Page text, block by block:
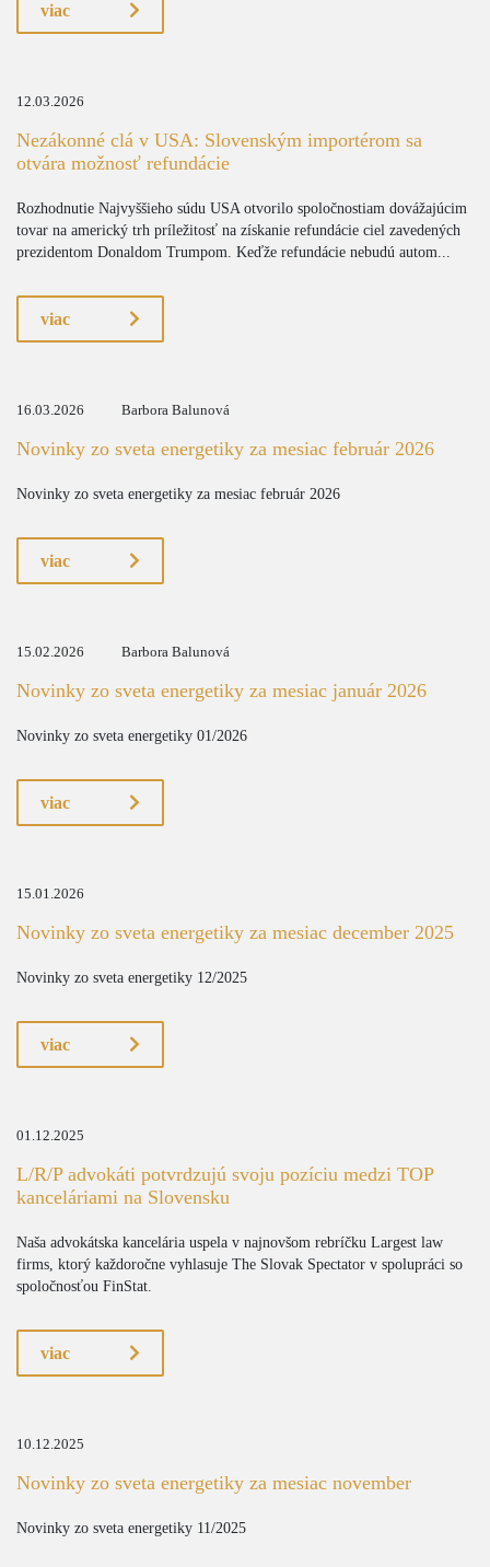
viac
12.03.2026
Nezákonné clá v USA: Slovenským importérom sa
otvára možnosť refundácie
Rozhodnutie Najvyššieho súdu USA otvorilo spoločnostiam dovážajúcim
tovar na americký trh príležitosť na získanie refundácie ciel zavedených
prezidentom Donaldom Trumpom. Keďže refundácie nebudú autom...
viac
16.03.2026 Barbora Balunová
Novinky zo sveta energetiky za mesiac február 2026
Novinky zo sveta energetiky za mesiac február 2026
viac
15.02.2026 Barbora Balunová
Novinky zo sveta energetiky za mesiac január 2026
Novinky zo sveta energetiky 01/2026
viac
15.01.2026
Novinky zo sveta energetiky za mesiac december 2025
Novinky zo sveta energetiky 12/2025
viac
01.12.2025
L/R/P advokáti potvrdzujú svoju pozíciu medzi TOP
kanceláriami na Slovensku
Naša advokátska kancelária uspela v najnovšom rebríčku Largest law
firms, ktorý každoročne vyhlasuje The Slovak Spectator v spolupráci so
spoločnosťou FinStat.
viac
10.12.2025
Novinky zo sveta energetiky za mesiac november
Novinky zo sveta energetiky 11/2025